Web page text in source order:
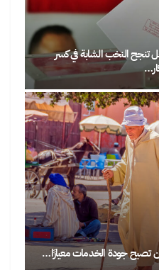
هل تنجح النخب الشابة في كسر
تصبح جودة الخدمات معيارًا…